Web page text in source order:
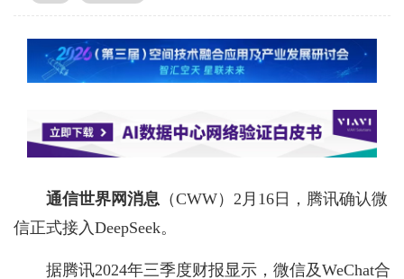
通信世界网消息 （CWW） 2月16日，腾讯确认微
信正式接入DeepSeek。
据腾讯2024年三季度财报显示，微信及WeChat合